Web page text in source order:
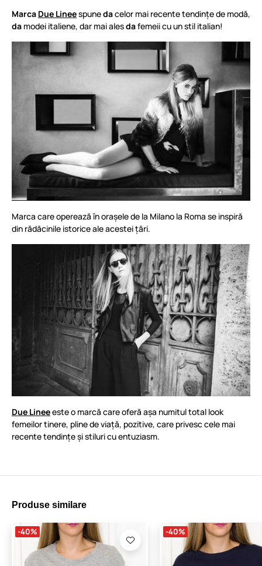
Marca Due Lineespunedacelor mai recente tendințe de modă,
da modei italiene, dar mai alesdafemeii cu un stil italian!
Marca care operează în orașele de la Milano la Roma se inspiră
din rădăcinile istorice ale acestei țări.
Due Lineeeste o marcă care oferă așa numitul total look
femeilor tinere, pline de viață, pozitive, care privesc cele mai
recente tendințe și stiluri cu entuziasm.
Produse similare
-40% -40%